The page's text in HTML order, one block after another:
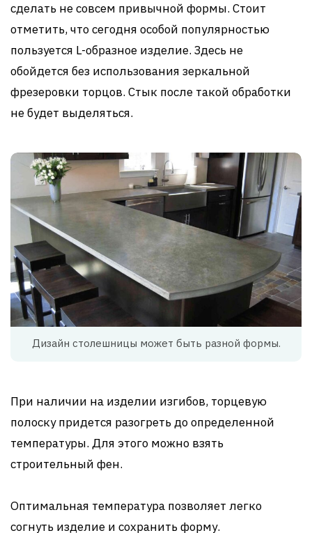
сделать не совсем привычной формы. Стоит
отметить, что сегодня особой популярностью
пользуется L-образное изделие. Здесь не
обойдется без использования зеркальной
фрезеровки торцов. Стык после такой обработки
не будет выделяться.
Дизайн столешницы может быть разной формы.
При наличии на изделии изгибов, торцевую
полоску придется разогреть до определенной
температуры. Для этого можно взять
строительный фен.
Оптимальная температура позволяет легко
согнуть изделие и сохранить форму.